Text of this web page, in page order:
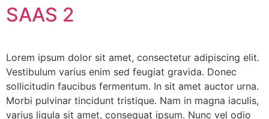
SAAS 2
Lorem ipsum dolor sit amet, consectetur adipiscing elit.
Vestibulum varius enim sed feugiat gravida. Donec
sollicitudin faucibus fermentum. In sit amet auctor urna.
Morbi pulvinar tincidunt tristique. Nam in magna iaculis,
varius ligula sit amet, consequat ipsum. Nunc vel odio